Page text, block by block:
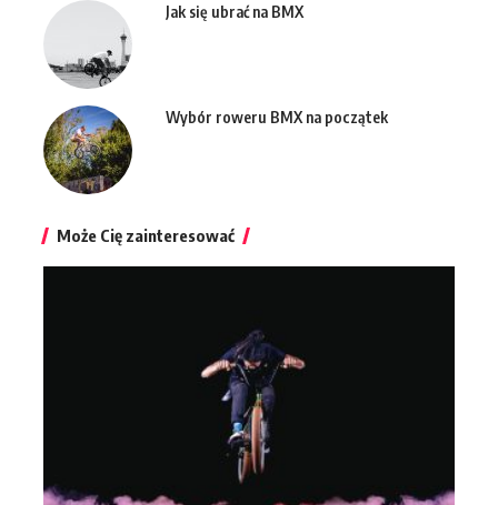
Jak się ubrać na BMX
Wybór roweru BMX na początek
Może Cię zainteresować